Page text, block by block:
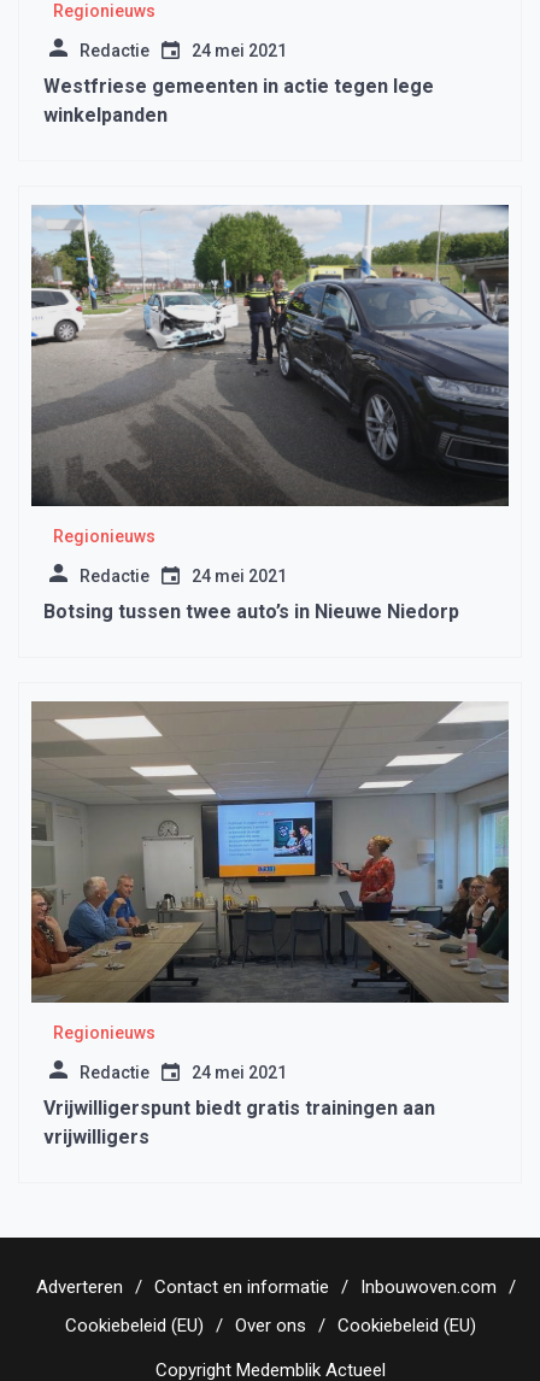
Regionieuws
Redactie 24 mei 2021
Westfriese gemeenten in actie tegen lege
winkelpanden
Regionieuws
Redactie 24 mei 2021
Botsing tussen twee auto’s in Nieuwe Niedorp
Regionieuws
Redactie 24 mei 2021
Vrijwilligerspunt biedt gratis trainingen aan
vrijwilligers
Adverteren Contact en informatie
Inbouwoven.com
Cookiebeleid (EU)
Over ons Cookiebeleid (EU)
Copyright Medemblik Actueel